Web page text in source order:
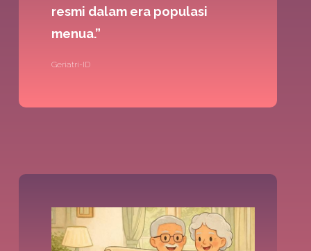
resmi dalam era populasi
menua.”
Geriatri-ID